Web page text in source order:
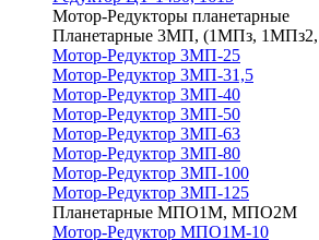
Мотор-Редукторы планетарные
Планетарные 3МП, (1МПз,
Мотор-Редуктор 3МП-25
Мотор-Редуктор 3МП-31,5
Мотор-Редуктор 3МП-40
Мотор-Редуктор 3МП-50
Мотор-Редуктор 3МП-63
Мотор-Редуктор 3МП-80
Мотор-Редуктор 3МП-100
Мотор-Редуктор 3МП-125
Планетарные МПО1М, МПО2М
Мотор-Редуктор МПО1М-10